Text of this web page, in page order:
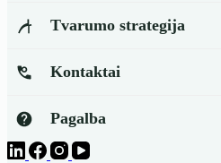
Tvarumo strategija
Kontaktai
Pagalba